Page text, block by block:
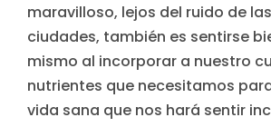
maravilloso, lejos del ruido de
ciudades, también es sentirse
mismo al incorporar a nuestro
nutrientes que necesitamos
vida sana que nos hará sentir